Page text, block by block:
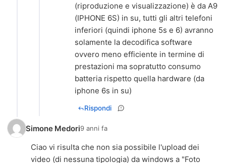
(riproduzione e visualizzazione) è da A9
(IPHONE 6S) in su, tutti gli altri telefoni
inferiori (quindi iphone 5s e 6) avranno
solamente la decodifica software
ovvero meno efficiente in termine di
prestazioni ma sopratutto consumo
batteria rispetto quella hardware (da
iphone 6s in su)
Rispondi
Simone Medori9 anni fa
Ciao vi risulta che non sia possibile l'upload dei
video (di nessuna tipologia) da windows a "Foto